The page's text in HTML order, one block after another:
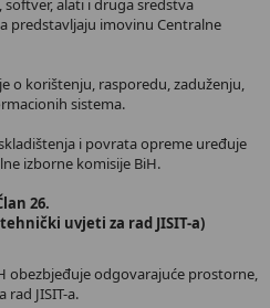
alati i druga sredstva
predstavljaju imovinu Centralne
o korištenju, rasporedu, zaduženju,
sistema.
i povrata opreme uređuje
izborne komisije BiH.
26.
uvjeti za rad JISIT-a)
obezbjeđuje odgovarajuće prostorne,
JISIT-a.